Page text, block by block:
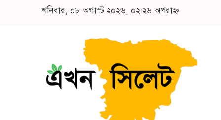
শনিবার, ০৮ অগাস্ট ২০২৬, ০২:২৬ অপরাহ্ন